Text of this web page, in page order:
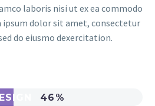
laboris nisi ut ex ea commodo
dolor sit amet, consectetur
do eiusmo dexercitation.
46%